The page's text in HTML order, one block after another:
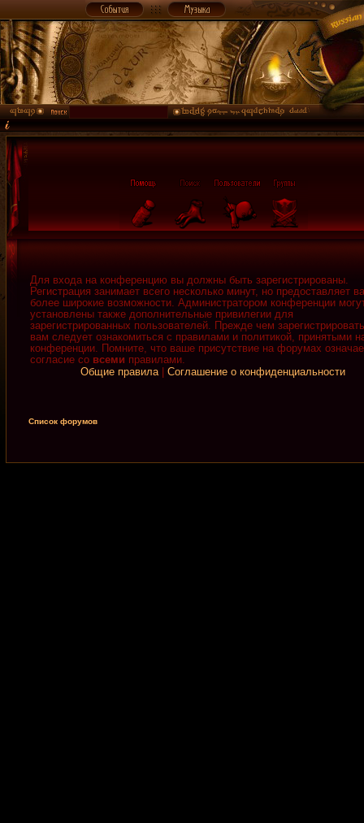
Для входа на конференцию вы должны быть зарегистрированы.
Регистрация занимает всего несколько минут, но предоставляет
более широкие возможности. Администратором конференции
установлены также дополнительные привилегии для
зарегистрированных пользователей. Прежде чем
вам следует ознакомиться с правилами и политикой, принятыми
конференции. Помните, что ваше присутствие на форумах
согласие со всеми правилами.
Общие правила| Соглашение о конфиденциальности
Список форумов